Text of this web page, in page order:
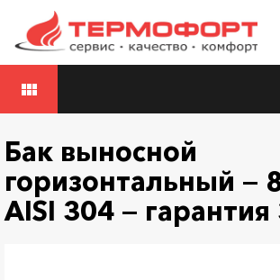
view_module
Бак выносной
горизонтальный —
AISI 304 — гарантия